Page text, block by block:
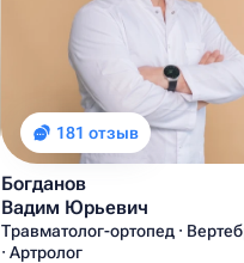
181 отзыв
Богданов
Вадим Юрьевич
Травматолог-ортопед ·
· Артролог